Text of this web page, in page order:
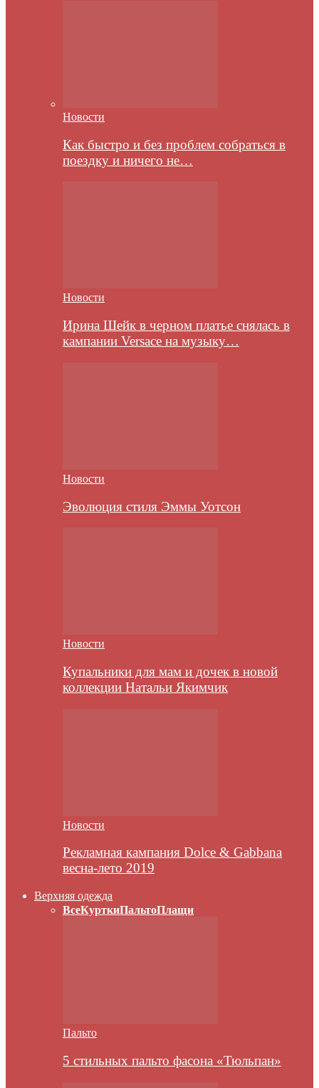
Новости
Как быстро и без проблем собраться в
поездку и ничего не…
Новости
Ирина Шейк в черном платье снялась в
кампании Versace на музыку…
Новости
Эволюция стиля Эммы Уотсон
Новости
Купальники для мам и дочек в новой
коллекции Натальи Якимчик
Новости
Рекламная кампания Dolce & Gabbana
весна-лето 2019
Верхняя одежда
ВсеКурткиПальтоПлащи
Пальто
5 стильных пальто фасона «Тюльпан»